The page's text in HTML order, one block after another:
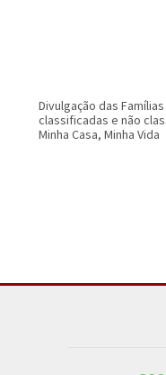
Divulgação das
classificadas e não
Minha Casa, Minha Vida